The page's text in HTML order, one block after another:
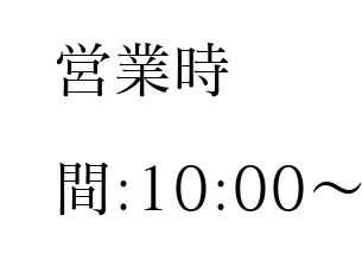
営業時
間:10:00〜